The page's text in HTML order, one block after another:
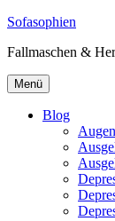
Zum
springen
Sofasophien
Fallmaschen &
Menü
Blog